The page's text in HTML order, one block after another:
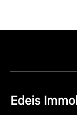
Edeis